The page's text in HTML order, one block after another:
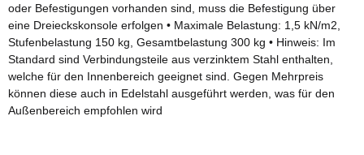
oder Befestigungen vorhanden sind, muss die Befestigung über
eine Dreieckskonsole erfolgen • Maximale Belastung: 1,5 kN/m2,
Stufenbelastung 150 kg, Gesamtbelastung 300 kg • Hinweis: Im
Standard sind Verbindungsteile aus verzinktem Stahl enthalten,
welche für den Innenbereich geeignet sind. Gegen Mehrpreis
können diese auch in Edelstahl ausgeführt werden, was für den
Außenbereich empfohlen wird